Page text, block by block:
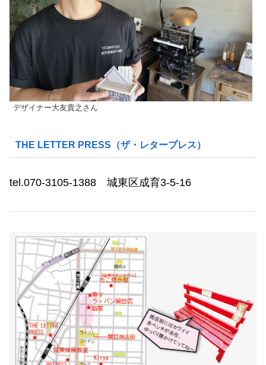
デザイナー大友貴之さん
THE LETTER PRESS（ザ・レタープレス）
tel.070-3105-1388 城東区成育3-5-16